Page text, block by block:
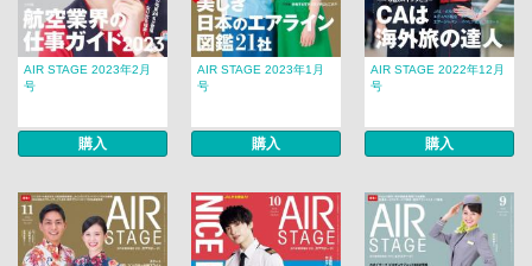
AIR STAGE 2023年2月
号
購入
AIR STAGE 2023年1月
号
購入
AIR STAGE 2022年12月
号
購入